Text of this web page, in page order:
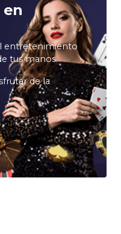
entretenimiento
tus manos.
de la